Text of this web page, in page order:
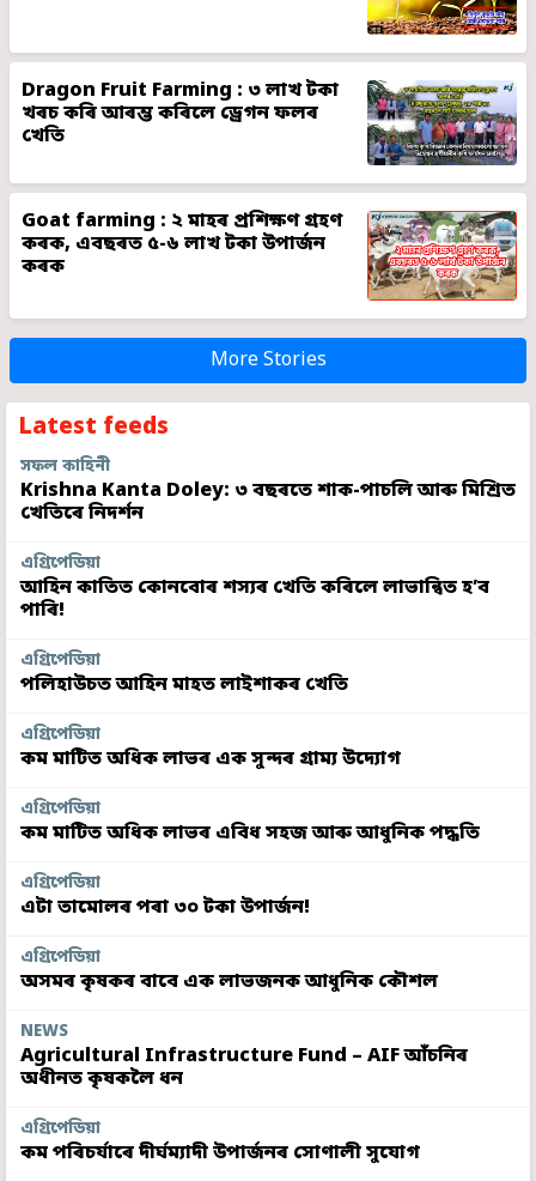
Dragon Fruit Farming : ৩ লাখ টকা
খৰচ কৰি আৰম্ভ কৰিলে ড্ৰেগন ফলৰ
খেতি
Goat farming : ২ মাহৰ প্ৰশিক্ষণ গ্ৰহণ
কৰক, এবছৰত ৫-৬ লাখ টকা উপাৰ্জন
কৰক
More Stories
Latest feeds
সফল কাহিনী
Krishna Kanta Doley: ৩ বছৰতে শাক-পাচলি আৰু মিশ্ৰিত
খেতিৰে নিদৰ্শন
এগ্ৰিপেডিয়া
আহিন কাতিত কোনবোৰ শস্যৰ খেতি কৰিলে লাভান্বিত হ’ব
পাৰি!
এগ্ৰিপেডিয়া
পলিহাউচত আহিন মাহত লাইশাকৰ খেতি
এগ্ৰিপেডিয়া
কম মাটিত অধিক লাভৰ এক সুন্দৰ গ্ৰাম্য উদ্যোগ
এগ্ৰিপেডিয়া
কম মাটিত অধিক লাভৰ এবিধ সহজ আৰু আধুনিক পদ্ধতি
এগ্ৰিপেডিয়া
এটা তামোলৰ পৰা ৩০ টকা উপাৰ্জন!
এগ্ৰিপেডিয়া
অসমৰ কৃষকৰ বাবে এক লাভজনক আধুনিক কৌশল
NEWS
Agricultural Infrastructure Fund – AIF আঁচনিৰ
অধীনত কৃষকলৈ ধন
এগ্ৰিপেডিয়া
কম পৰিচৰ্যাৰে দীৰ্ঘম্যাদী উপাৰ্জনৰ সোণালী সুযোগ